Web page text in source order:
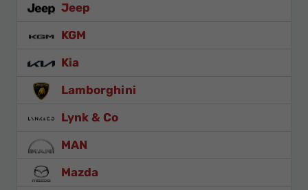
Jeep
KGM
Kia
Lamborghini
Lynk & Co
MAN
Mazda